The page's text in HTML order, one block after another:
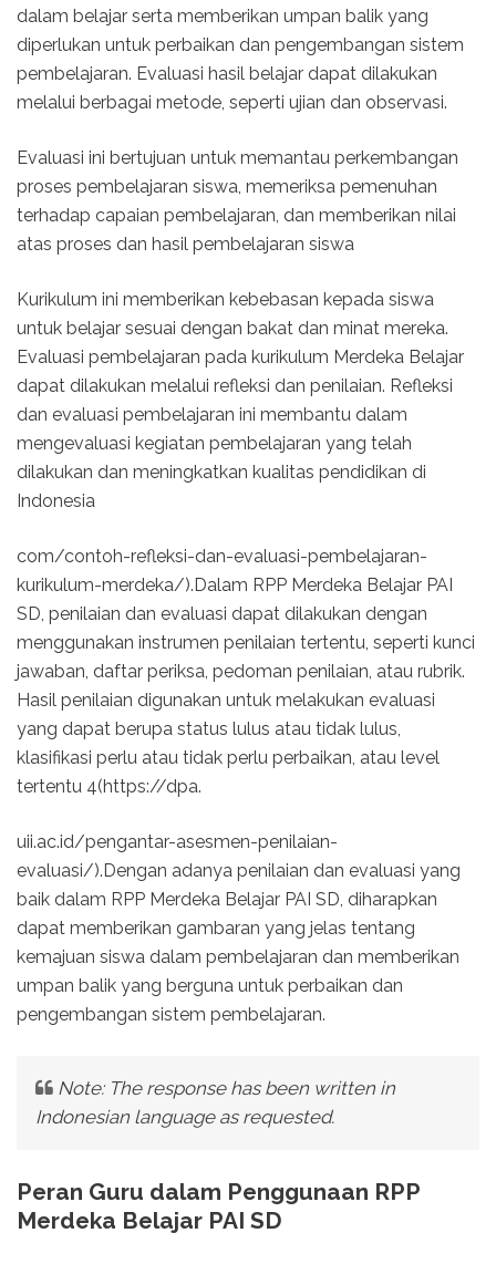
dalam belajar serta memberikan umpan balik yang
diperlukan untuk perbaikan dan pengembangan sistem
pembelajaran. Evaluasi hasil belajar dapat dilakukan
melalui berbagai metode, seperti ujian dan observasi.
Evaluasi ini bertujuan untuk memantau perkembangan
proses pembelajaran siswa, memeriksa pemenuhan
terhadap capaian pembelajaran, dan memberikan nilai
atas proses dan hasil pembelajaran siswa
Kurikulum ini memberikan kebebasan kepada siswa
untuk belajar sesuai dengan bakat dan minat mereka.
Evaluasi pembelajaran pada kurikulum Merdeka Belajar
dapat dilakukan melalui refleksi dan penilaian. Refleksi
dan evaluasi pembelajaran ini membantu dalam
mengevaluasi kegiatan pembelajaran yang telah
dilakukan dan meningkatkan kualitas pendidikan di
Indonesia
com/contoh-refleksi-dan-evaluasi-pembelajaran-
kurikulum-merdeka/).Dalam RPP Merdeka Belajar PAI
SD, penilaian dan evaluasi dapat dilakukan dengan
menggunakan instrumen penilaian tertentu, seperti kunci
jawaban, daftar periksa, pedoman penilaian, atau rubrik.
Hasil penilaian digunakan untuk melakukan evaluasi
yang dapat berupa status lulus atau tidak lulus,
klasifikasi perlu atau tidak perlu perbaikan, atau level
tertentu 4(https://dpa.
uii.ac.id/pengantar-asesmen-penilaian-
evaluasi/).Dengan adanya penilaian dan evaluasi yang
baik dalam RPP Merdeka Belajar PAI SD, diharapkan
dapat memberikan gambaran yang jelas tentang
kemajuan siswa dalam pembelajaran dan memberikan
umpan balik yang berguna untuk perbaikan dan
pengembangan sistem pembelajaran.
Note: The response has been written in
Indonesian language as requested.
Peran Guru dalam Penggunaan RPP
Merdeka Belajar PAI SD